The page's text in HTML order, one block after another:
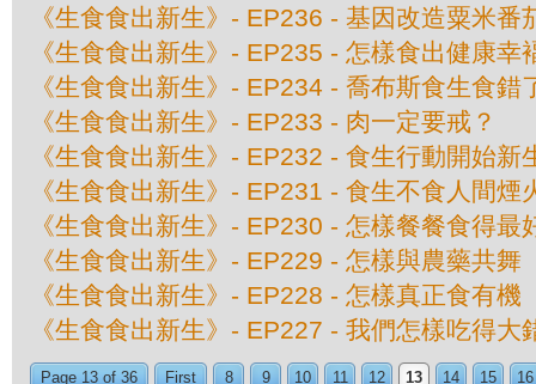
《生食食出新生》- EP236 - 基因改造粟米番
《生食食出新生》- EP235 - 怎樣食出健康幸
《生食食出新生》- EP234 - 喬布斯食生食錯
《生食食出新生》- EP233 - 肉一定要戒？
《生食食出新生》- EP232 - 食生行動開始新
《生食食出新生》- EP231 - 食生不食人間煙
《生食食出新生》- EP230 - 怎樣餐餐食得最
《生食食出新生》- EP229 - 怎樣與農藥共舞
《生食食出新生》- EP228 - 怎樣真正食有機
《生食食出新生》- EP227 - 我們怎樣吃得大
Page 13 of 36 First 8 9 10 11 12 13 14 15 16